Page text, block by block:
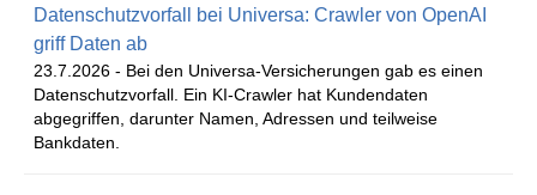
Datenschutzvorfall bei Universa: Crawler von OpenAI
griff Daten ab
23.7.2026 - Bei den Universa-Versicherungen gab es einen
Datenschutzvorfall. Ein KI-Crawler hat Kundendaten
abgegriffen, darunter Namen, Adressen und teilweise
Bankdaten.